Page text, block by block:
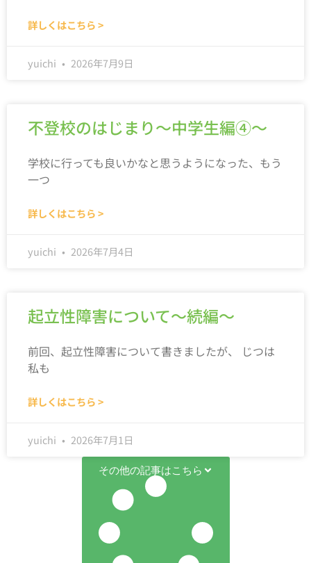
詳しくはこちら >
yuichi 2026年7月9日
不登校のはじまり～中学生編④～
学校に行っても良いかなと思うようになった、もう
一つ
詳しくはこちら >
yuichi 2026年7月4日
起立性障害について～続編～
前回、起立性障害について書きましたが、 じつは
私も
詳しくはこちら >
yuichi 2026年7月1日
その他の記事はこちら